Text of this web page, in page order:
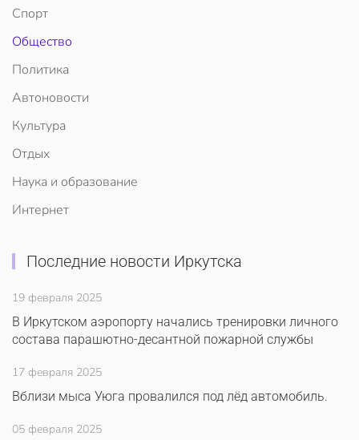
Спорт
Общество
Политика
Автоновости
Культура
Отдых
Наука и образование
Интернет
Последние новости Иркутска
19 февраля 2025
В Иркутском аэропорту начались тренировки личного
состава парашютно-десантной пожарной службы
17 февраля 2025
Вблизи мыса Уюга провалился под лёд автомобиль.
05 февраля 2025